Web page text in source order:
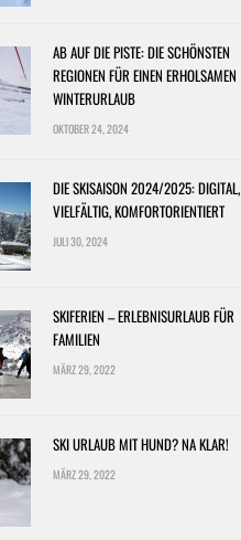
AB AUF DIE PISTE: DIE SCHÖNSTEN
REGIONEN FÜR EINEN ERHOLSAMEN
WINTERURLAUB
OKTOBER 24, 2024
DIE SKISAISON 2024/2025: DIGITAL,
VIELFÄLTIG, KOMFORTORIENTIERT
JULI 30, 2024
SKIFERIEN – ERLEBNISURLAUB FÜR
FAMILIEN
MÄRZ 29, 2022
SKI URLAUB MIT HUND? NA KLAR!
MÄRZ 29, 2022